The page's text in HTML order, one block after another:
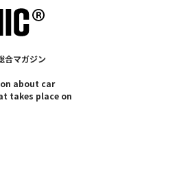
合マガジン
about car
takes place on